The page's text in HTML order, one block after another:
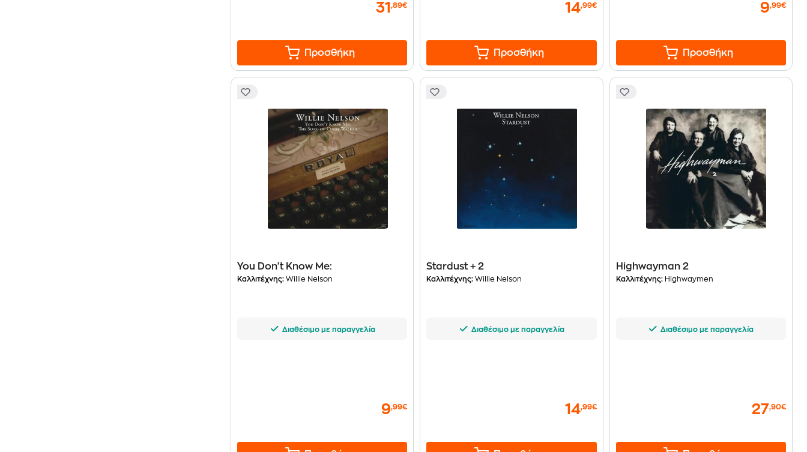
31,89€
Προσθήκη
14,99€
Προσθήκη
9,99€
Προσθήκη
You Don't Know Me:
Καλλιτέχνης: Willie Nelson
Διαθέσιμο με παραγγελία
9,99€
Stardust + 2
Καλλιτέχνης: Willie Nelson
Διαθέσιμο με παραγγελία
14,99€
Highwayman 2
Καλλιτέχνης:Highwaymen
Διαθέσιμο με παραγγελία
27,90€